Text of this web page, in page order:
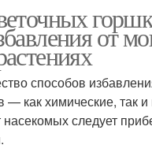
от
способов
— как химические, так
следует